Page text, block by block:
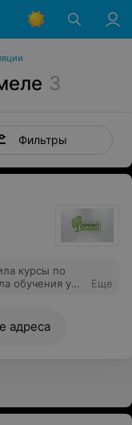
3
Фильтры
курсы по
обучения у
в этой
довольна
мастера!
Еще
адреса